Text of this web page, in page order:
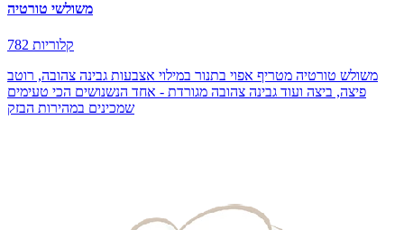
משולשי טורטיה
782 קלוריות
משולש טורטיה מטריף אפוי בתנור במילוי אצבעות גבינה צהובה, רוטב
פיצה, ביצה ועוד גבינה צהובה מגורדת - אחד הנשנושים הכי טעימים
שמכינים במהירות הבזק